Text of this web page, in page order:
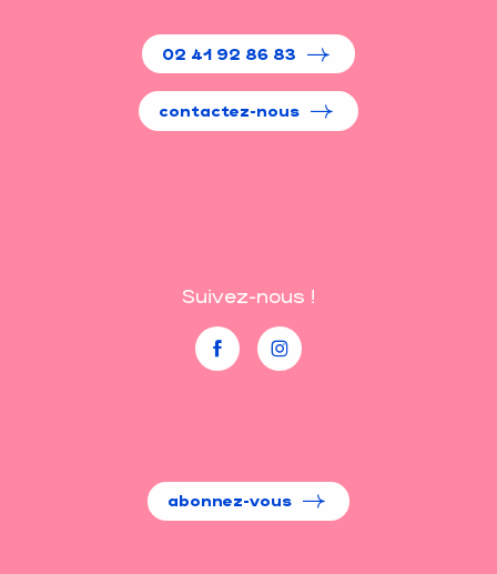
02 41 92 86 83
contactez-nous
Suivez-nous !
abonnez-vous